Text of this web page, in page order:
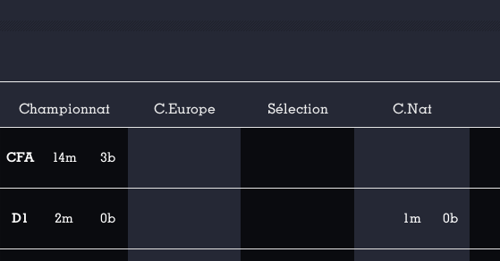
Championnat C.Europe Sélection C.Nat
CFA 14m 3b
D1 2m 0b 1m 0b